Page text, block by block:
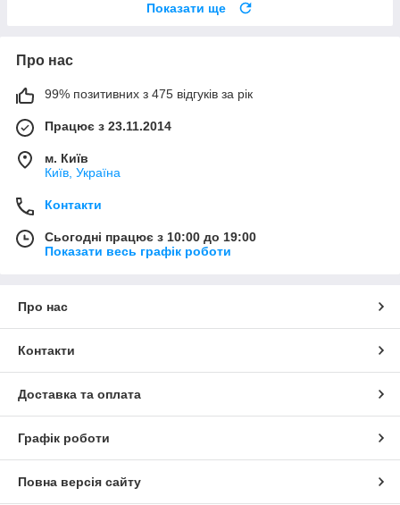
Показати ще
Про нас
99% позитивних з 475 відгуків за рік
Працює з 23.11.2014
м. Київ
Київ, Україна
Контакти
Сьогодні працює з 10:00 до 19:00
Показати весь графік роботи
Про нас
Контакти
Доставка та оплата
Графік роботи
Повна версія сайту